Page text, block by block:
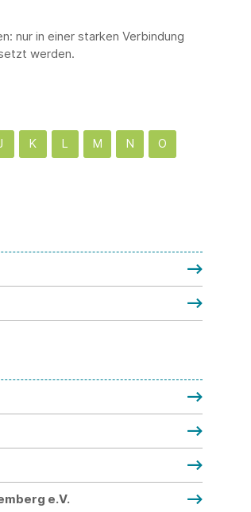
nur in einer starken Verbindung
werden.
K L M N O
e.V.